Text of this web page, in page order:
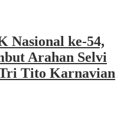
Nasional ke-54,
Arahan Selvi
Tito Karnavian